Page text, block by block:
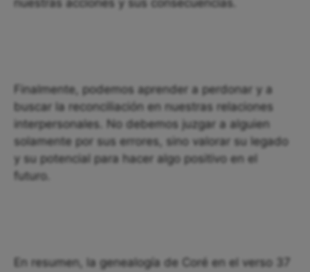
nuestras acciones y sus consecuencias.
Finalmente, podemos aprender a perdonar y a
buscar la reconciliación en nuestras relaciones
interpersonales. No debemos juzgar a alguien
solamente por sus errores, sino valorar su legado
y su potencial para hacer algo positivo en el
futuro.
En resumen, la genealogía de Coré en el verso 37